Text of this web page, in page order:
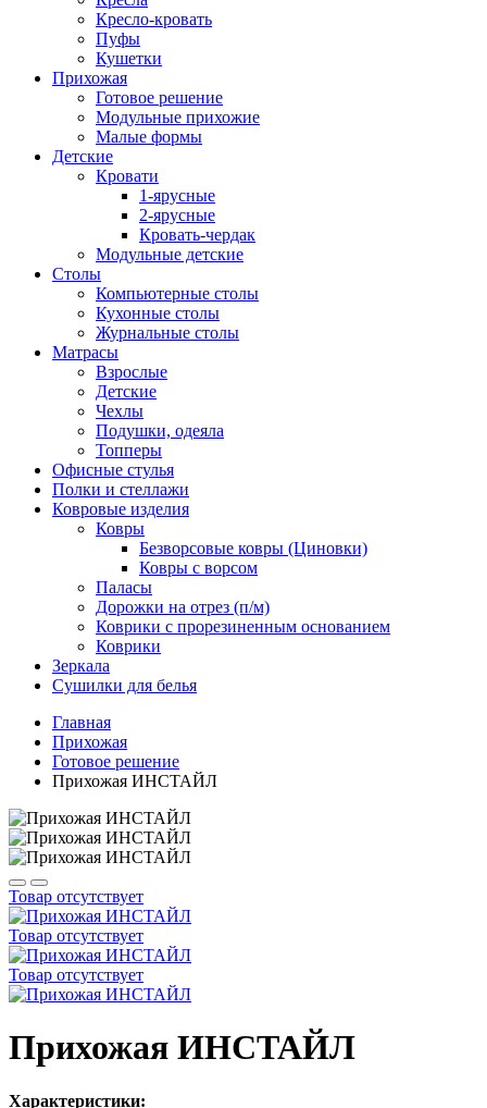
Кресло-кровать
Пуфы
Кушетки
Прихожая
Готовое решение
Модульные прихожие
Малые формы
Детские
Кровати
1-ярусные
2-ярусные
Кровать-чердак
Модульные детские
Столы
Компьютерные столы
Кухонные столы
Журнальные столы
Матрасы
Взрослые
Детские
Чехлы
Подушки, одеяла
Топперы
Офисные стулья
Полки и стеллажи
Ковровые изделия
Ковры
Безворсовые ковры (Циновки)
Ковры с ворсом
Паласы
Дорожки на отрез (п/м)
Коврики с прорезиненным основанием
Коврики
Зеркала
Сушилки для белья
Главная
Прихожая
Готовое решение
Прихожая ИНСТАЙЛ
Товар отсутствует
Товар отсутствует
Товар отсутствует
Прихожая ИНСТАЙЛ
Характеристики: